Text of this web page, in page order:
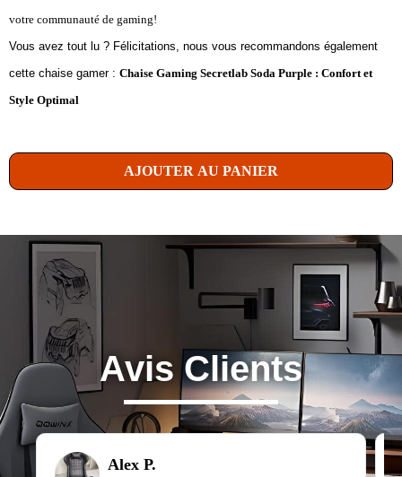
votre communauté de gaming!
Vous avez tout lu ? Félicitations, nous vous recommandons également
cette chaise gamer : Chaise Gaming Secretlab Soda Purple : Confort et
Style Optimal
AJOUTER AU PANIER
Avis Clients
Alex P.